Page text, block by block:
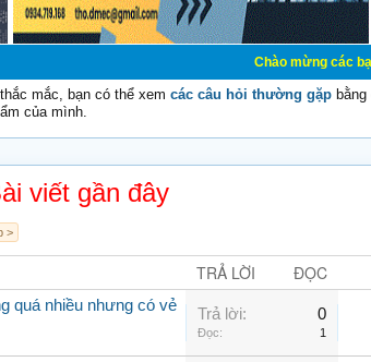
Chào mừng các bạn đến với
mắc, bạn có thể xem các câu hỏi thường gặp
của mình.
viết gần đây
>
TRẢ LỜI ĐỌC
quá nhiều nhưng có vẻ
Trả lời: 0
Đọc: 1